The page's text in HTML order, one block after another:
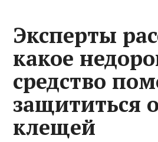
Эксперты
какое
средство
защититься
клещей